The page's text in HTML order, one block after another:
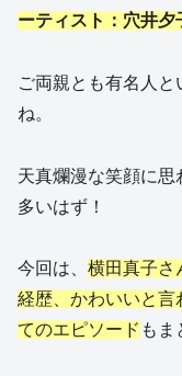
ーティスト：穴井夕
ご両親とも有名人
ね。
天真爛漫な笑顔に思
多いはず！
今回は、 横田真子さ
経歴、かわいいと言
てのエピソード もま